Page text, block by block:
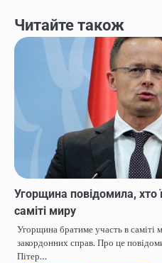
Читайте також
Угорщина повідомила, хто
саміті миру
Угорщина братиме участь в саміті
закордонних справ. Про це
Пітер…